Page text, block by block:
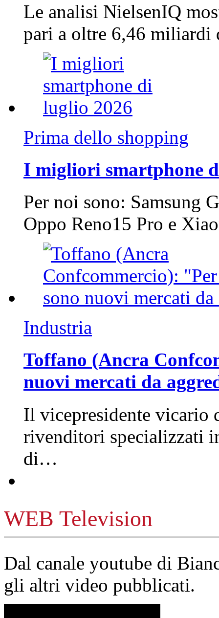
Le analisi NielsenIQ
pari a oltre 6,46
Prima dello shopping
I migliori smartphone
Per noi sono: Samsung
Oppo Reno15 Pro e
Industria
Toffano (Ancra
nuovi mercati da
Il vicepresidente vicario
rivenditori specializzati
di…
WEB Television
Dal canale youtube di
gli altri video pubblicati.